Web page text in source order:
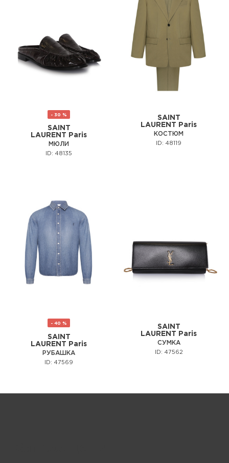
- 30 %
SAINT
LAURENT Paris
МЮЛИ
ID: 48135
SAINT
LAURENT Paris
КОСТЮМ
ID: 48119
- 40 %
SAINT
LAURENT Paris
РУБАШКА
ID: 47569
SAINT
LAURENT Paris
СУМКА
ID: 47562